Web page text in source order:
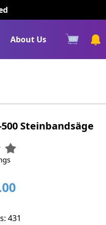
About Us
500 Steinbandsäge
431